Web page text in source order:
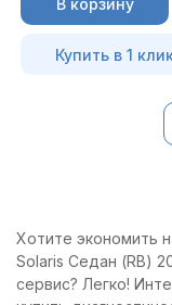
В корзину
Купить в 1
Хотите экономить
Solaris Седан (RB)
сервис? Легко!